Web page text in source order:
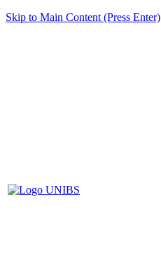
Skip to Main Content (Press Enter)